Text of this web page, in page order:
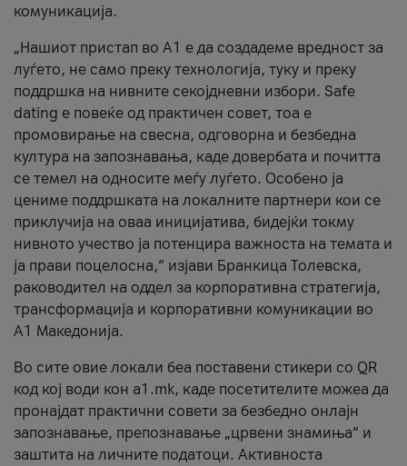
комуникација.
„Нашиот пристап во А1 е да создадеме вредност за
луѓето, не само преку технологија, туку и преку
поддршка на нивните секојдневни избори. Safe
dating е повеќе од практичен совет, тоа е
промовирање на свесна, одговорна и безбедна
култура на запознавања, каде довербата и почитта
се темел на односите меѓу луѓето. Особено ја
цениме поддршката на локалните партнери кои се
приклучија на оваа иницијатива, бидејќи токму
нивното учество ја потенцира важноста на темата и
ја прави поцелосна,“ изјави Бранкица Толевска,
раководител на оддел за корпоративна стратегија,
трансформација и корпоративни комуникации во
А1 Македонија.
Во сите овие локали беа поставени стикери со QR
код кој води кон a1.mk, каде посетителите можеа да
пронајдат практични совети за безбедно онлајн
запознавање, препознавање „црвени знамиња“ и
заштита на личните податоци. Активноста